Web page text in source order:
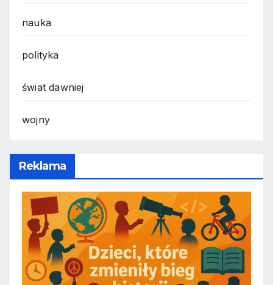
nauka
polityka
świat dawniej
wojny
Reklama